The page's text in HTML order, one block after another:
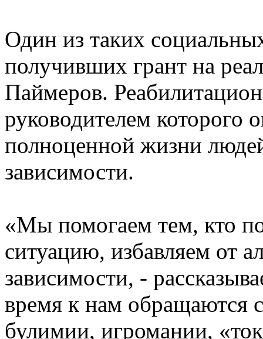
Один из таких
получивших грант на
Паймеров.
руководителем которого
полноценной жизни
зависимости.
«Мы помогаем тем, кто
ситуацию, избавляем от
зависимости, -
время к нам обращаются
булимии, игромании,